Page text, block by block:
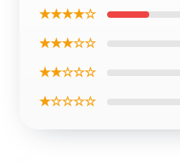
★★★★☆
★★★☆☆
★★☆☆☆
★☆☆☆☆